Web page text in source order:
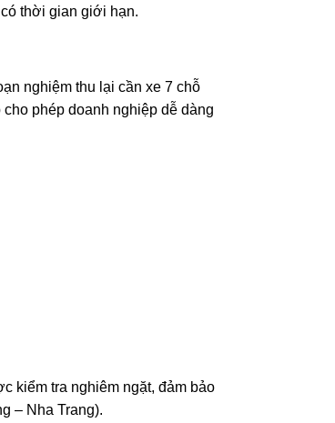
thời gian giới hạn.
nghiệm thu lại cần xe 7 chỗ
cho phép doanh nghiệp dễ dàng
kiểm tra nghiêm ngặt, đảm bảo
– Nha Trang).